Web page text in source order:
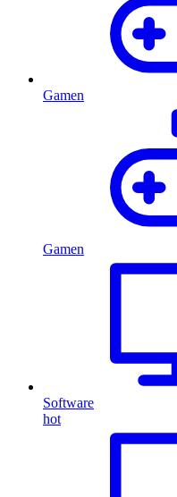
Gamen
Gamen
Software
hot